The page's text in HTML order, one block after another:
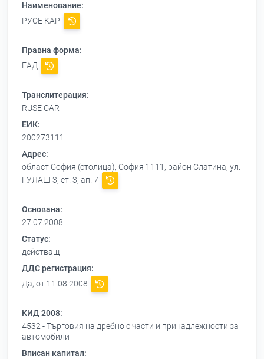
Наименование:
РУСЕ КАР
Правна форма:
ЕАД
Транслитерация:
RUSE CAR
ЕИК:
200273111
Адрес:
област София (столица), София 1111, район Слатина, ул.
ГУЛАШ 3, ет. 3, ап. 7
Основана:
27.07.2008
Статус:
действащ
ДДС регистрация:
Да, от 11.08.2008
КИД 2008:
4532 - Търговия на дребно с части и принадлежности за
автомобили
Вписан капитал: